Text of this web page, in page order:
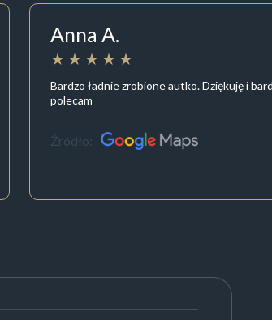
Anna A.
Bardzo ładnie zrobione autko. Dziękuję i
polecam
Źródło: